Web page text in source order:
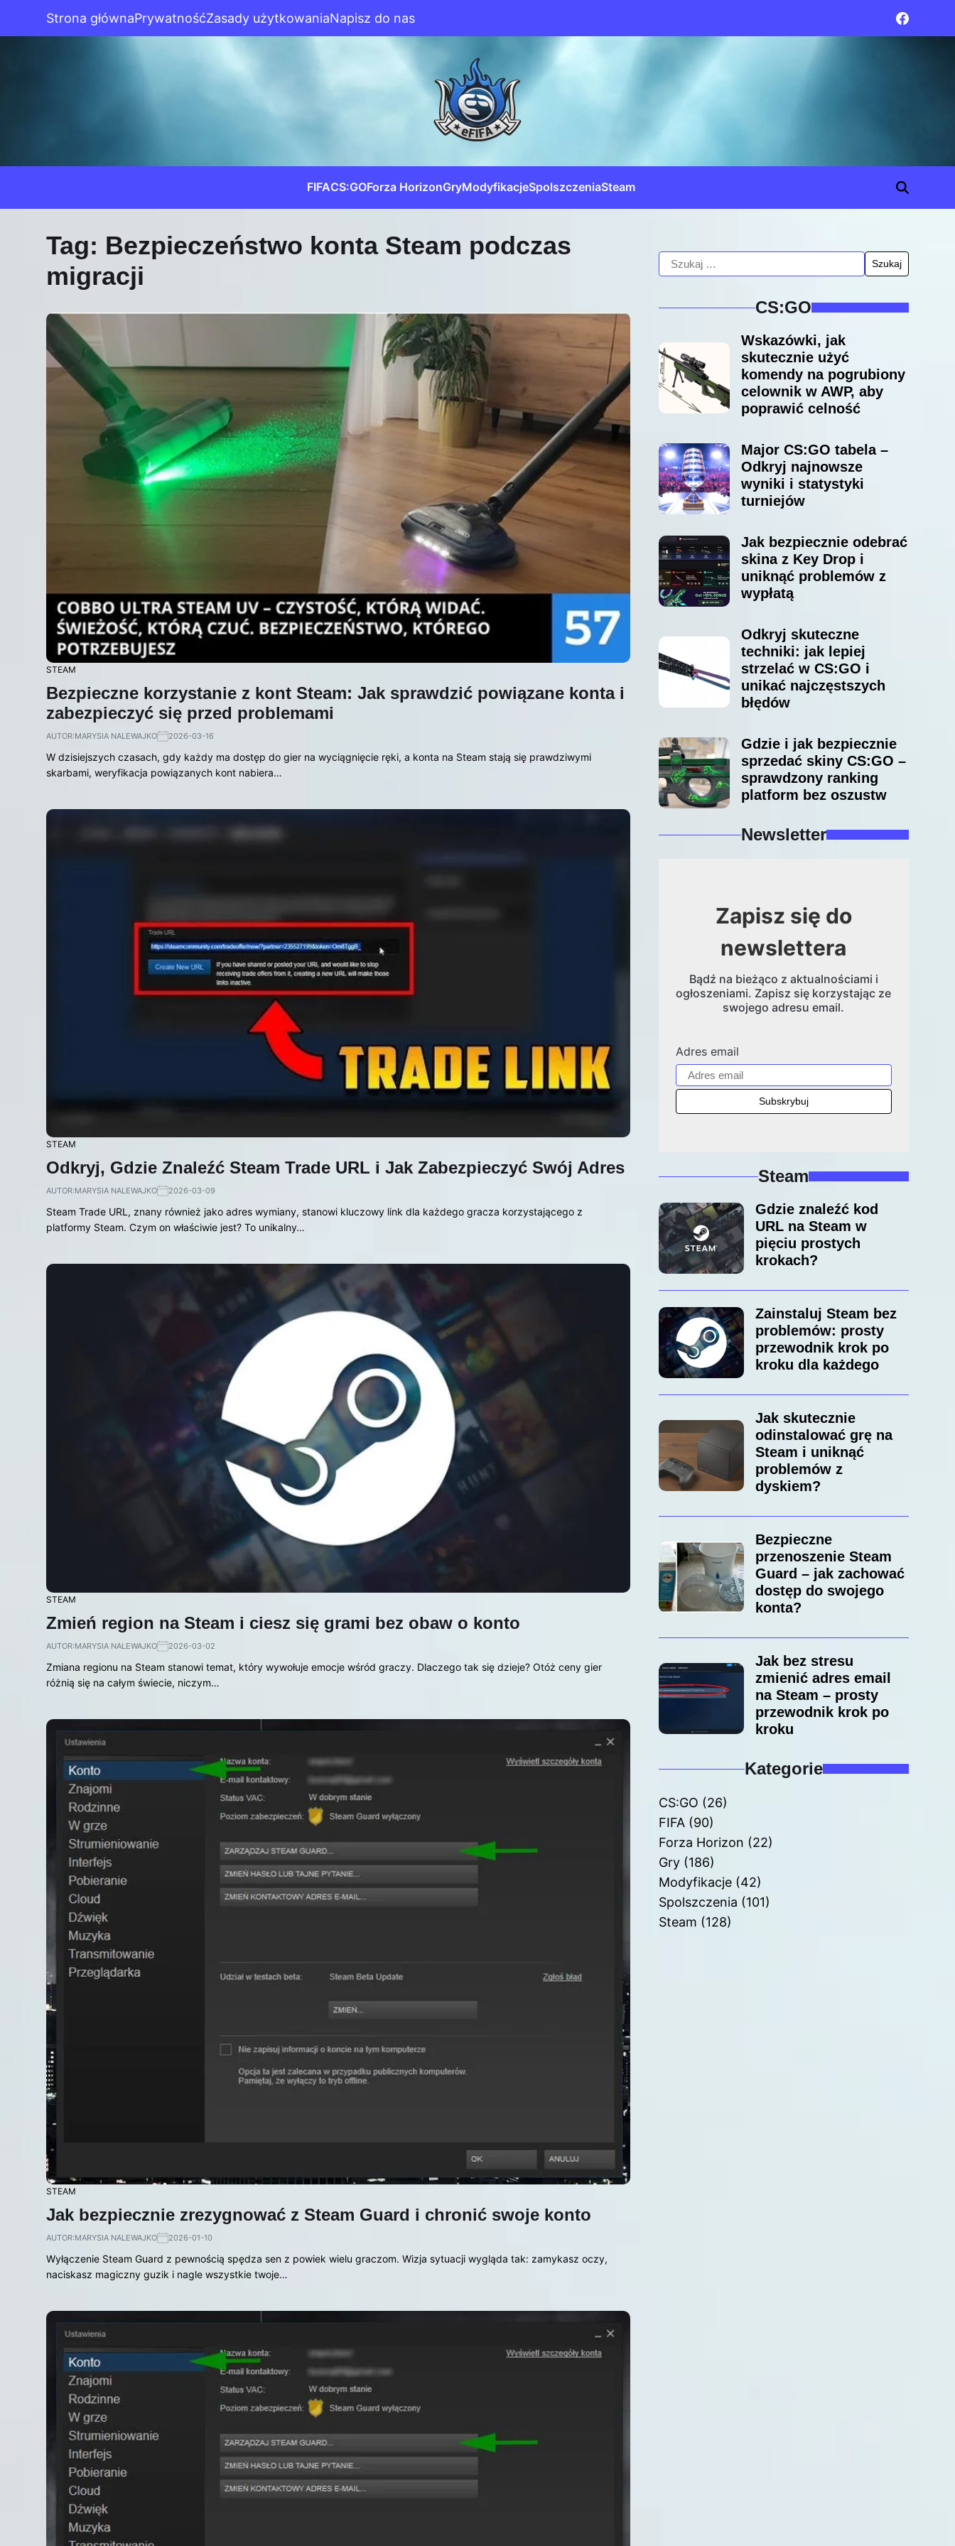
Strona głównaPrywatnośćZasady użytkowaniaNapisz do nas
FIFACS:GOForza HorizonGryModyfikacjeSpolszczeniaSteam
Tag: Bezpieczeństwo konta Steam podczas
migracji
STEAM
Bezpieczne korzystanie z kont Steam: Jak sprawdzić powiązane konta i
zabezpieczyć się przed problemami
AUTOR:MARYSIA NALEWAJKO 2026-03-16
W dzisiejszych czasach, gdy każdy ma dostęp do gier na wyciągnięcie ręki, a konta na Steam stają się prawdziwymi
skarbami, weryfikacja powiązanych kont nabiera…
STEAM
Odkryj, Gdzie Znaleźć Steam Trade URL i Jak Zabezpieczyć Swój Adres
AUTOR:MARYSIA NALEWAJKO 2026-03-09
Steam Trade URL, znany również jako adres wymiany, stanowi kluczowy link dla każdego gracza korzystającego z
platformy Steam. Czym on właściwie jest? To unikalny…
STEAM
Zmień region na Steam i ciesz się grami bez obaw o konto
AUTOR:MARYSIA NALEWAJKO 2026-03-02
Zmiana regionu na Steam stanowi temat, który wywołuje emocje wśród graczy. Dlaczego tak się dzieje? Otóż ceny gier
różnią się na całym świecie, niczym…
STEAM
Jak bezpiecznie zrezygnować z Steam Guard i chronić swoje konto
AUTOR:MARYSIA NALEWAJKO 2026-01-10
Wyłączenie Steam Guard z pewnością spędza sen z powiek wielu graczom. Wizja sytuacji wygląda tak: zamykasz oczy,
naciskasz magiczny guzik i nagle wszystkie twoje…
CS:GO
Wskazówki, jak
skutecznie użyć
komendy na pogrubiony
celownik w AWP, aby
poprawić celność
Major CS:GO tabela –
Odkryj najnowsze
wyniki i statystyki
turniejów
Jak bezpiecznie odebrać
skina z Key Drop i
uniknąć problemów z
wypłatą
Odkryj skuteczne
techniki: jak lepiej
strzelać w CS:GO i
unikać najczęstszych
błędów
Gdzie i jak bezpiecznie
sprzedać skiny CS:GO –
sprawdzony ranking
platform bez oszustw
Newsletter
Zapisz się do
newslettera
Bądź na bieżąco z aktualnościami i
ogłoszeniami. Zapisz się korzystając ze
swojego adresu email.
Adres email
Steam
Gdzie znaleźć kod
URL na Steam w
pięciu prostych
krokach?
Zainstaluj Steam bez
problemów: prosty
przewodnik krok po
kroku dla każdego
Jak skutecznie
odinstalować grę na
Steam i uniknąć
problemów z
dyskiem?
Bezpieczne
przenoszenie Steam
Guard – jak zachować
dostęp do swojego
konta?
Jak bez stresu
zmienić adres email
na Steam – prosty
przewodnik krok po
kroku
Kategorie
CS:GO (26)
FIFA(90)
Forza Horizon (22)
Gry(186)
Modyfikacje(42)
Spolszczenia (101)
Steam (128)